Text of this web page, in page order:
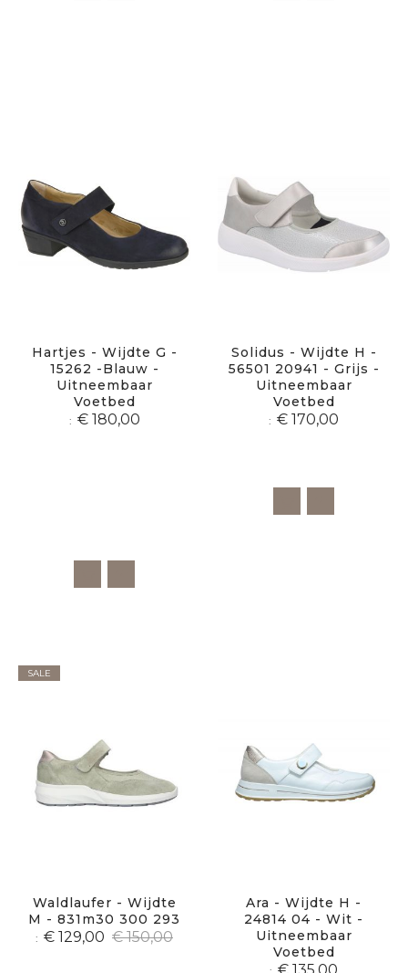
Hartjes - Wijdte G -
15262 -Blauw -
Uitneembaar
Voetbed
€ 180,00
Solidus - Wijdte H -
56501 20941 - Grijs -
Uitneembaar
Voetbed
€ 170,00
SALE
Waldlaufer - Wijdte
M - 831m30 300 293
€ 129,00 € 150,00
Ara - Wijdte H -
24814 04 - Wit -
Uitneembaar
Voetbed